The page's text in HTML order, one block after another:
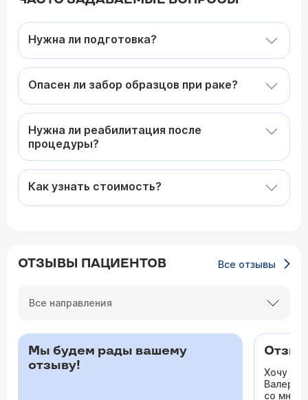
Нужна ли подготовка?
Опасен ли забор образцов при раке?
Нужна ли реабилитация после
процедуры?
Как узнать стоимость?
ОТЗЫВЫ ПАЦИЕНТОВ Все отзывы
Все направления
Мы будем рады вашему
отзыву!
Хочу
со мной